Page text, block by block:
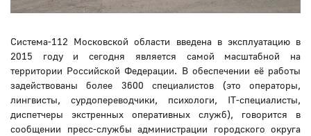
Система-112 Московской области введена в эксплуатацию в
2015 году и сегодня является самой масштабной на
территории Российской Федерации. В обеспечении её работы
задействованы более 3600 специалистов (это операторы,
лингвисты, сурдопереводчики, психологи, IT-специалисты,
диспетчеры экстренных оперативных служб), говорится в
сообщении пресс-службы администрации городского округа